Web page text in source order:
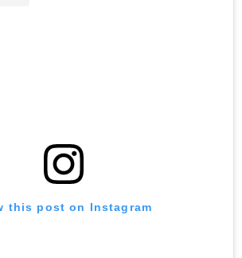
this post on Instagram